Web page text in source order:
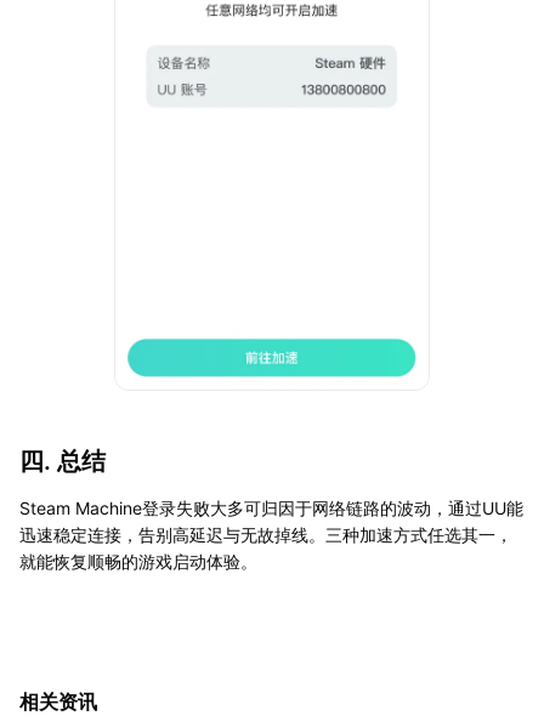
四. 总结
Steam Machine登录失败大多可归因于网络链路的波动，通过UU能
迅速稳定连接，告别高延迟与无故掉线。三种加速方式任选其一，
就能恢复顺畅的游戏启动体验。
相关资讯